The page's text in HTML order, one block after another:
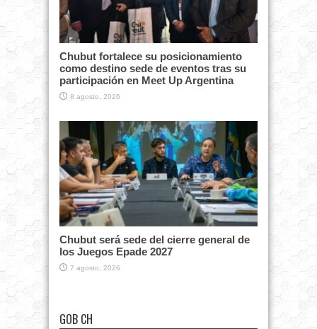
Chubut fortalece su posicionamiento
como destino sede de eventos tras su
participación en Meet Up Argentina
8 agosto, 2026
Chubut será sede del cierre general de
los Juegos Epade 2027
7 agosto, 2026
GOB CH